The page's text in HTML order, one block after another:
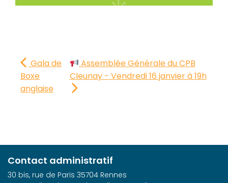
Gala de
Boxe
anglaise
Assemblée Générale du CPB
Cleunay - Vendredi 16 janvier à 19h
Contact administratif
30 bis, rue de Paris 35704 Rennes